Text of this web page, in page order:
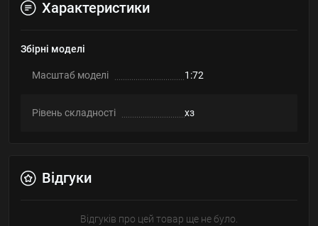
Характеристики
Збірні моделі
Масштаб моделі 1:72
Рівень складності хз
Відгуки
Відгуків про цей товар ще не було.